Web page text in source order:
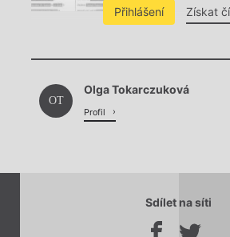
Přihlášení Získat
Chviličku.
Načítá se.
OT
Olga Tokarczuková
Profil
Sdílet na síti